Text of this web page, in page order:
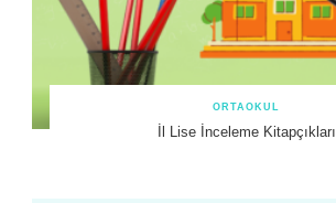
ORTAOKUL
İl Lise İnceleme Kitapçıkları